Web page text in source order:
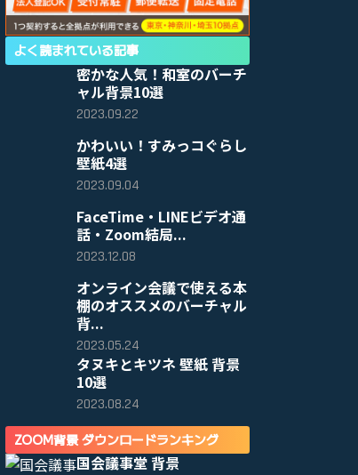
よく読まれている記事
密かな人気！和室のバーチ
ャル背景10選
2023.09.22
かわいい！すみっコぐらし
壁紙4選
2023.09.04
FaceTime・LINEビデオ通
話・Zoom結局...
2023.12.08
オンライン会議で使える本
棚のオススメのバーチャル
背...
2023.05.24
タヌキとキツネ 壁紙 背景
10選
2023.08.24
ZOOM背景 ダウンロードランキング
国会議事堂 背景